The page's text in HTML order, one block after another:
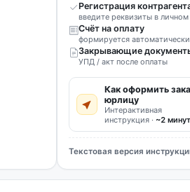
Регистрация
введите реквизиты в личном
Счёт на оплату
формируется автоматически
Закрывающие
УПД / акт после оплаты
Как оформить
юрлицу
Интерактивная
инструкция · ~2
Текстовая версия